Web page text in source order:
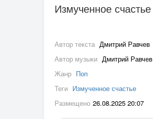
Измученное счастье
Автор текста Дмитрий Равчев
Автор музыки Дмитрий Равчев
Жанр Поп
Теги Измученное счастье
Размещено 26.08.2025 20:07